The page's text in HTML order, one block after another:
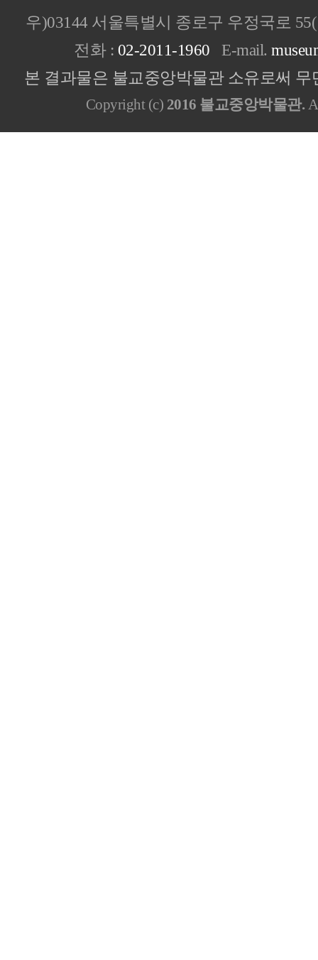
우)03144 서울특별시 종로구 우정국로
전화 : 02-2011-1960 E-mail.
본 결과물은 불교중앙박물관 소유로써
Copyright (c) 2016 불교중앙박물관.